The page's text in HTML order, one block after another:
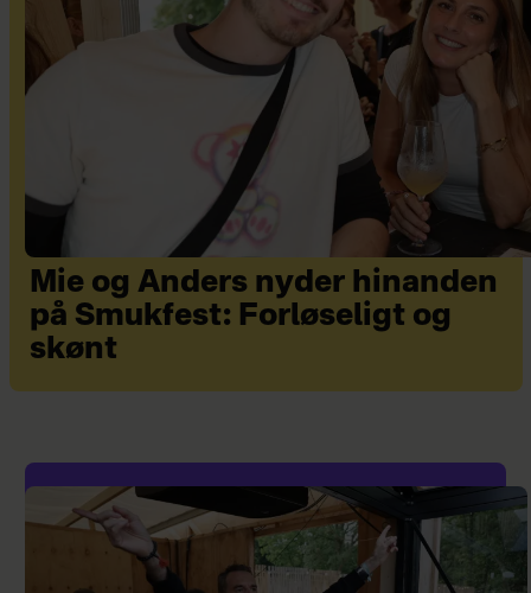
Mie og Anders nyder hinanden
på Smukfest: Forløseligt og
skønt